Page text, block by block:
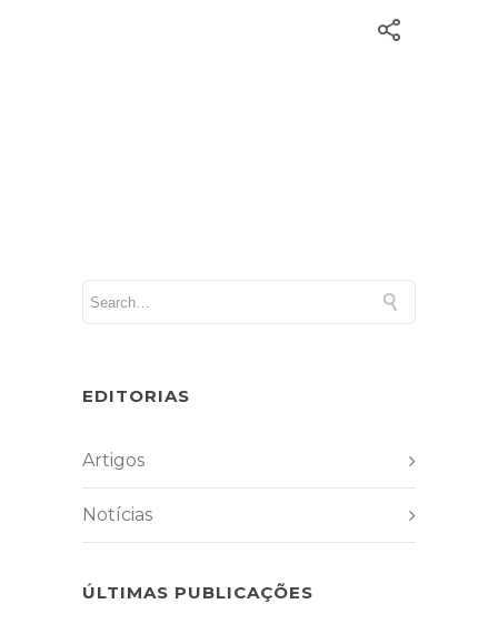
EDITORIAS
Artigos
Notícias
ÚLTIMAS PUBLICAÇÕES